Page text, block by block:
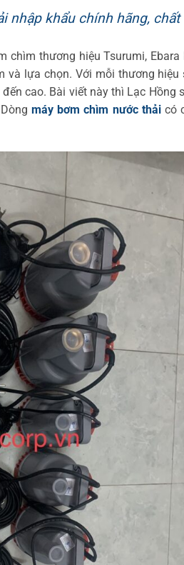
nhập khẩu chính hãng,
thương hiệu Tsurumi, Ebara
lựa chọn. Với mỗi thương hiệu
cao. Bài viết này thì Lạc Hồng
máy bơm chìm nước thảicó